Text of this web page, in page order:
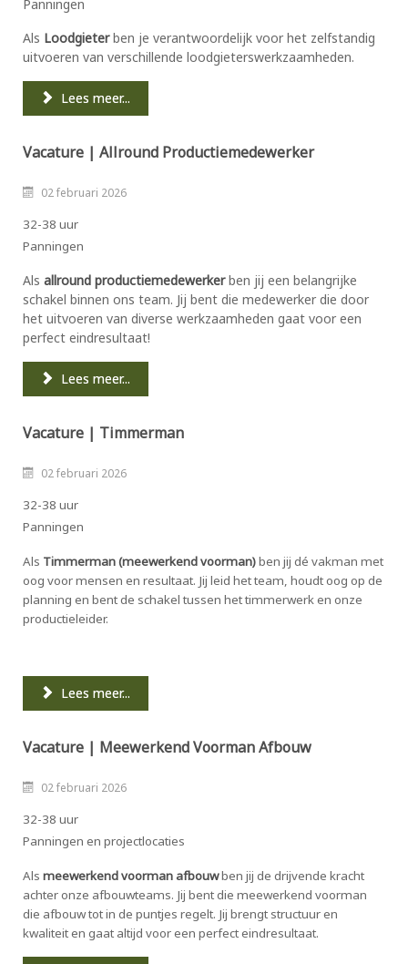
Panningen
Als Loodgieterben je verantwoordelijk voor het zelfstandig
uitvoeren van verschillende loodgieterswerkzaamheden.
Lees meer...
Vacature | Allround Productiemedewerker
02 februari 2026
32-38 uur
Panningen
Als allround productiemedewerkerben jij een belangrijke
schakel binnen ons team. Jij bent die medewerker die door
het uitvoeren van diverse werkzaamheden gaat voor een
perfect eindresultaat!
Lees meer...
Vacature | Timmerman
02 februari 2026
32-38 uur
Panningen
Als Timmerman (meewerkend voorman)ben jij dé vakman met
oog voor mensen en resultaat. Jij leid het team, houdt oog op de
planning en bent de schakel tussen het timmerwerk en onze
productieleider.
Lees meer...
Vacature | Meewerkend Voorman Afbouw
02 februari 2026
32-38 uur
Panningen en projectlocaties
Als meewerkend voorman afbouwben jij de drijvende kracht
achter onze afbouwteams. Jij bent die meewerkend voorman
die afbouw tot in de puntjes regelt. Jij brengt structuur en
kwaliteit en gaat altijd voor een perfect eindresultaat.